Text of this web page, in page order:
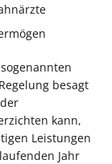
besagt
kann,
Leistungen
Jahr